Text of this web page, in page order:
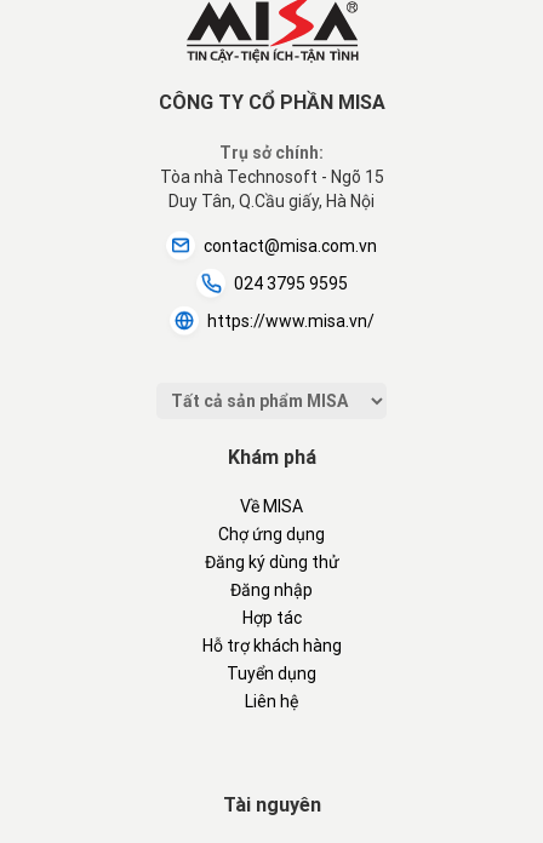
CÔNG TY CỔ PHẦN MISA
Trụ sở chính:
Tòa nhà Technosoft - Ngõ 15
Duy Tân, Q.Cầu giấy, Hà Nội
contact@misa.com.vn
024 3795 9595
https://www.misa.vn/
Khám phá
Về MISA
Chợ ứng dụng
Đăng ký dùng thử
Đăng nhập
Hợp tác
Hỗ trợ khách hàng
Tuyển dụng
Liên hệ
Tài nguyên